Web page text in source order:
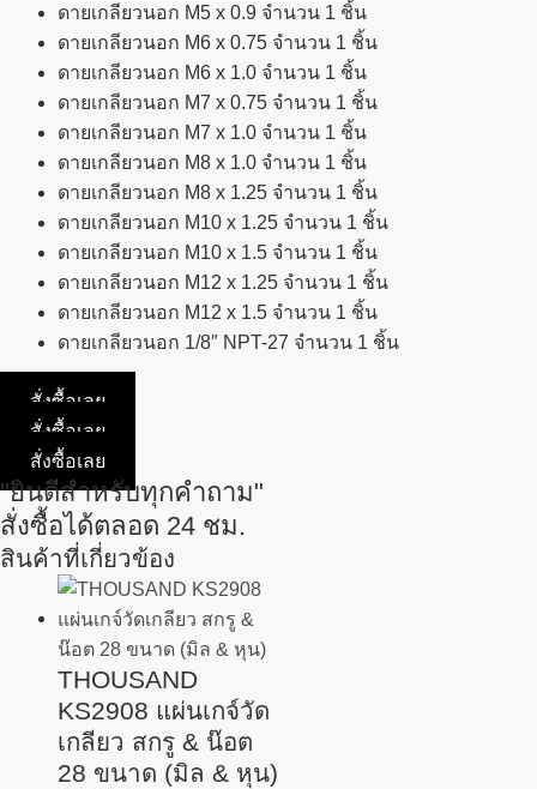
ดายเกลียวนอก M5 x 0.9 จำนวน 1 ชิ้น
ดายเกลียวนอก M6 x 0.75 จำนวน 1 ชิ้น
ดายเกลียวนอก M6 x 1.0 จำนวน 1 ชิ้น
ดายเกลียวนอก M7 x 0.75 จำนวน 1 ชิ้น
ดายเกลียวนอก M7 x 1.0 จำนวน 1 ชิ้น
ดายเกลียวนอก M8 x 1.0 จำนวน 1 ชิ้น
ดายเกลียวนอก M8 x 1.25 จำนวน 1 ชิ้น
ดายเกลียวนอก M10 x 1.25 จำนวน 1 ชิ้น
ดายเกลียวนอก M10 x 1.5 จำนวน 1 ชิ้น
ดายเกลียวนอก M12 x 1.25 จำนวน 1 ชิ้น
ดายเกลียวนอก M12 x 1.5 จำนวน 1 ชิ้น
ดายเกลียวนอก 1/8″ NPT-27 จำนวน 1 ชิ้น
สั่งซื้อเลย
สั่งซื้อเลย
สั่งซื้อเลย
"ยินดีสำหรับทุกคำถาม"
สั่งซื้อได้ตลอด 24 ชม.
สินค้าที่เกี่ยวข้อง
THOUSAND
KS2908 แผ่นเกจ์วัด
เกลียว สกรู & น๊อต
28 ขนาด (มิล & หุน)